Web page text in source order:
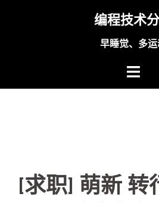
编程技术
早睡觉、多
[求职] 萌新 转